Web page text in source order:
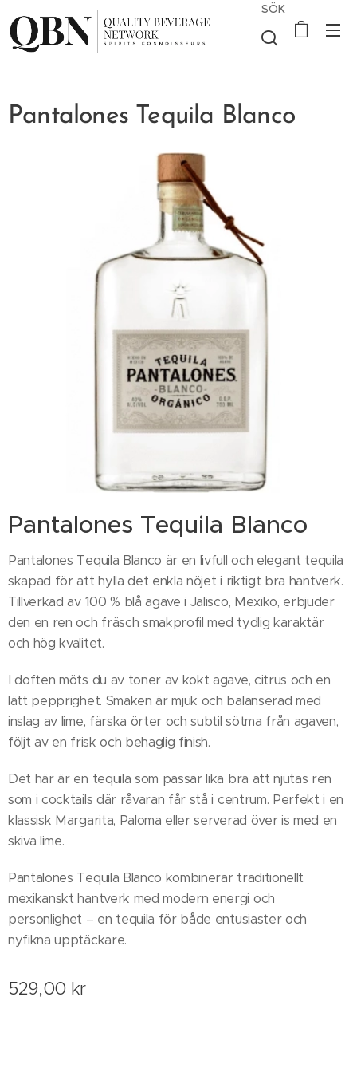
SÖK
Pantalones Tequila Blanco
Pantalones Tequila Blanco
Pantalones Tequila Blanco är en livfull och elegant tequila
skapad för att hylla det enkla nöjet i riktigt bra hantverk.
Tillverkad av 100 % blå agave i Jalisco, Mexiko, erbjuder
den en ren och fräsch smakprofil med tydlig karaktär
och hög kvalitet.
I doften möts du av toner av kokt agave, citrus och en
lätt pepprighet. Smaken är mjuk och balanserad med
inslag av lime, färska örter och subtil sötma från agaven,
följt av en frisk och behaglig finish.
Det här är en tequila som passar lika bra att njutas ren
som i cocktails där råvaran får stå i centrum. Perfekt i en
klassisk Margarita, Paloma eller serverad över is med en
skiva lime.
Pantalones Tequila Blanco kombinerar traditionellt
mexikanskt hantverk med modern energi och
personlighet – en tequila för både entusiaster och
nyfikna upptäckare.
529,00 kr